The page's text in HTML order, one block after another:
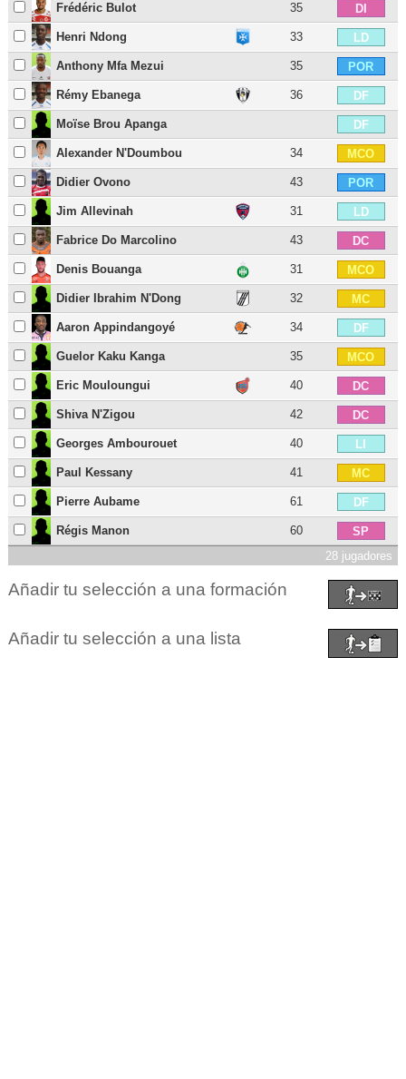
Frédéric Bulot 35 DI
Henri Ndong 33 LD
Anthony Mfa Mezui 35 POR
Rémy Ebanega 36 DF
Moïse Brou Apanga DF
Alexander N'Doumbou 34 MCO
Didier Ovono 43 POR
Jim Allevinah 31 LD
Fabrice Do Marcolino 43 DC
Denis Bouanga 31 MCO
Didier Ibrahim N'Dong 32 MC
Aaron Appindangoyé 34 DF
Guelor Kaku Kanga 35 MCO
Eric Mouloungui 40 DC
Shiva N'Zigou 42 DC
Georges Ambourouet 40 LI
Paul Kessany 41 MC
Pierre Aubame 61 DF
Régis Manon 60
SP
28 jugadores
Añadir tu selección a una formación
Añadir tu selección a una lista